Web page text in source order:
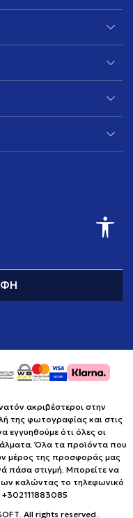
ακριβέστεροι στην
της φωτογραφίας και στις
εγγυηθούμε ότι όλες οι
Όλα τα προϊόντα που
μέρος της προσφοράς μας
πάσα στιγμή. Μπορείτε να
καλώντας το τηλεφωνικό
. All rights reserved..